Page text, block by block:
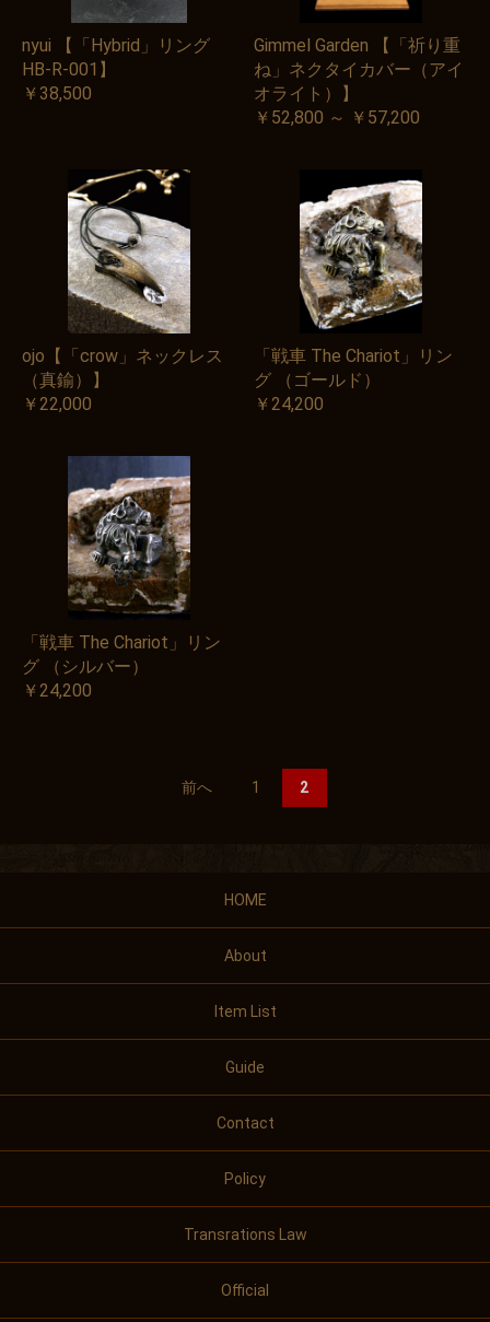
nyui 【「Hybrid」リング
HB-R-001】
￥38,500
Gimmel Garden 【「祈り重
ね」ネクタイカバー（アイ
オライト）】
￥52,800 ～ ￥57,200
ojo【「crow」ネックレス
（真鍮）】
￥22,000
「戦車 The Chariot」リン
グ （ゴールド）
￥24,200
「戦車 The Chariot」リン
グ （シルバー）
￥24,200
前へ 1 2
HOME
About
Item List
Guide
Contact
Policy
Transrations Law
Official